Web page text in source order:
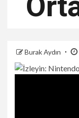
Burak Aydın